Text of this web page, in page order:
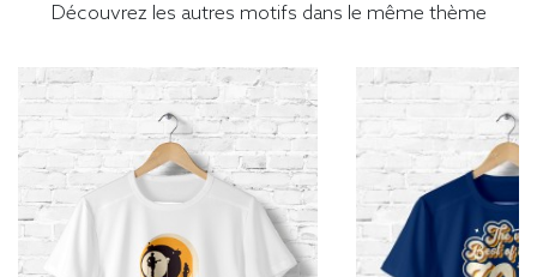
Découvrez les autres motifs dans le même thème